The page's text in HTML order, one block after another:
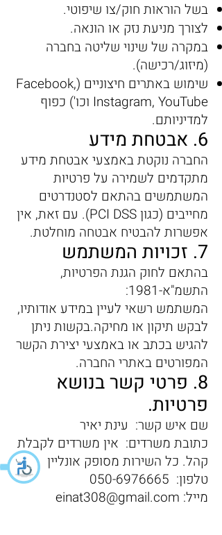
בשל הוראות חוק/צו שיפוטי.
לצורך מניעת נזק או הונאה.
במקרה של שינוי שליטה בחברה
(מיזוג/רכישה).
שימוש באתרים חיצוניים (Facebook,
Instagram, YouTube וכו') כפוף
למדיניותם.
6. אבטחת מידע
החברה נוקטת באמצעי אבטחת מידע
מתקדמים לשמירה על פרטיות
המשתמשים בהתאם לסטנדרטים
מחייבים (כגון PCI DSS). עם זאת, אין
אפשרות להבטיח אבטחה מוחלטת.
7. זכויות המשתמש
בהתאם לחוק הגנת הפרטיות,
התשמ"א-1981:
המשתמש רשאי לעיין במידע אודותיו,
לבקש תיקון או מחיקה.בקשות ניתן
להגיש בכתב או באמצעי יצירת הקשר
המפורטים באתרי החברה.
8. פרטי קשר בנושא
פרטיות.
שם איש קשר: עינת יאיר
כתובת משרדים: אין משרדים לקבלת
קהל. כל השירות מסופק אונליין
טלפון: 050-6976665
מייל: einat308@gmail.com